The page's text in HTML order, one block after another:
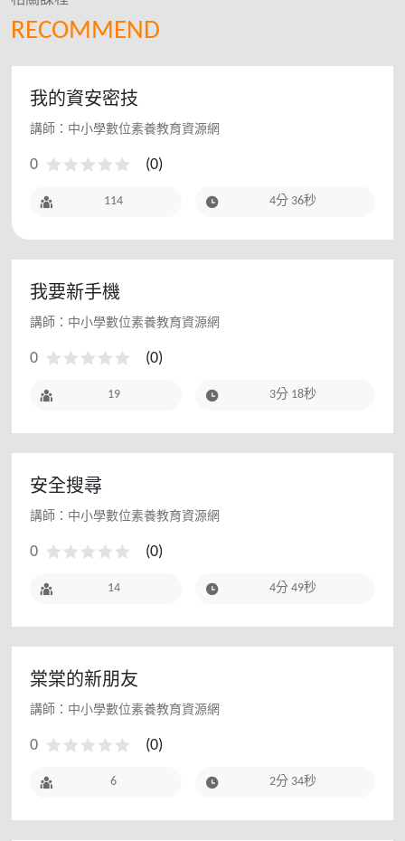
RECOMMEND
我的資安密技
講師：中小學數位素養教育資源網
0 (0)
114 4分 36秒
我要新手機
講師：中小學數位素養教育資源網
0 (0)
19 3分 18秒
安全搜尋
講師：中小學數位素養教育資源網
0 (0)
14 4分 49秒
棠棠的新朋友
講師：中小學數位素養教育資源網
0 (0)
6 2分 34秒